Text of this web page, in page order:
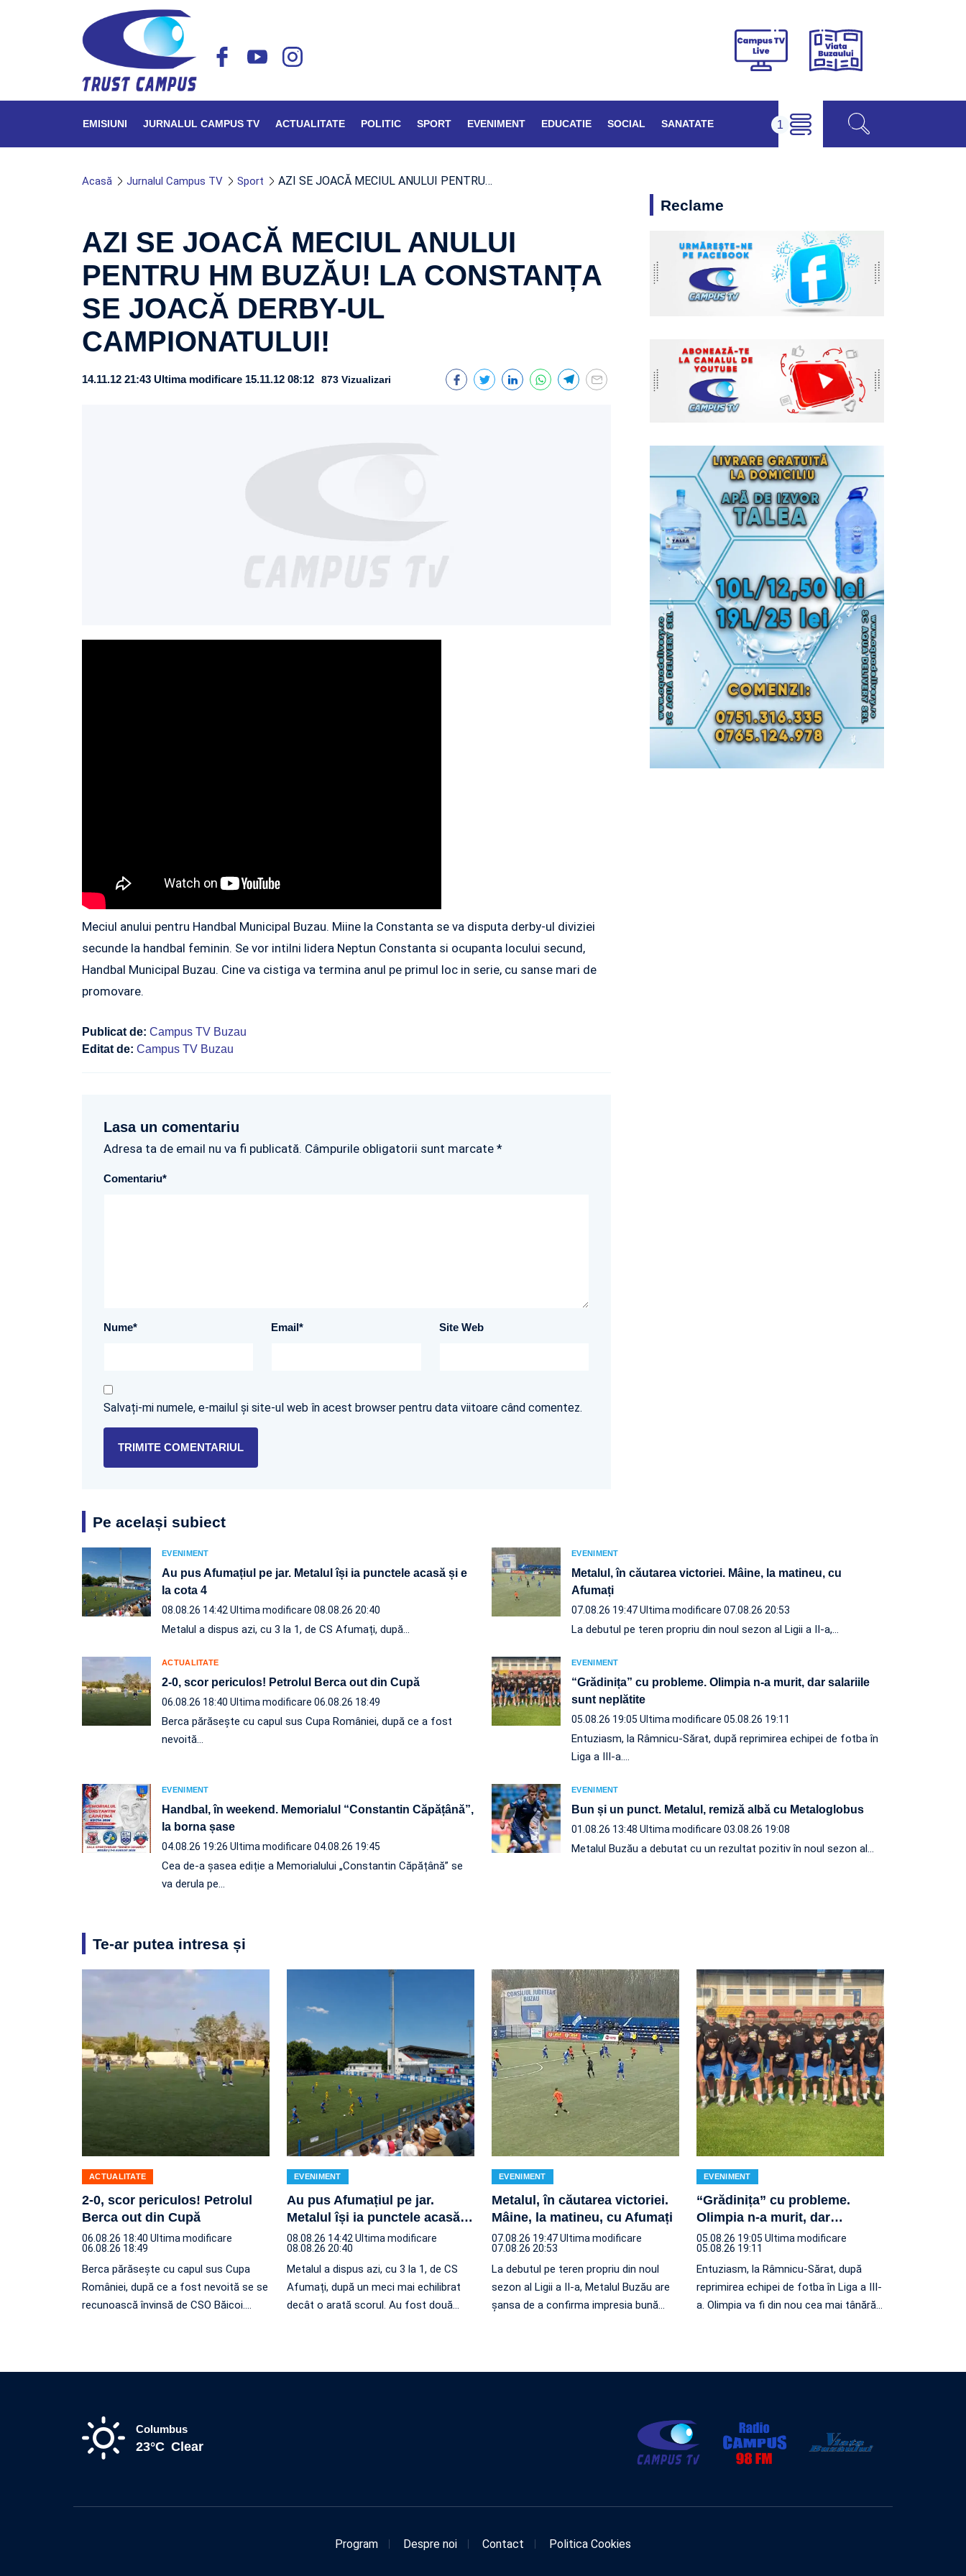
Campus
Viața
EMISIUNI JURNALUL CAMPUS TV ACTUALITATE POLITIC SPORT EVENIMENT EDUCATIE SOCIAL SANATATE
Acasă Jurnalul Campus TV Sport AZI SE JOACĂ MECIUL ANULUI PENTRU…
AZI SE JOACĂ MECIUL ANULUI
PENTRU HM BUZĂU! LA CONSTANȚA
SE JOACĂ DERBY-UL
CAMPIONATULUI!
14.11.12 21:43 Ultima modificare 15.11.12 08:12 873 Vizualizari
Meciul anului pentru Handbal Municipal Buzau. Miine la Constanta se va disputa derby-ul diviziei
secunde la handbal feminin. Se vor intilni lidera Neptun Constanta si ocupanta locului secund,
Handbal Municipal Buzau. Cine va cistiga va termina anul pe primul loc in serie, cu sanse mari de
promovare.
Publicat de: Campus TV Buzau
Editat de: Campus TV Buzau
Lasa un comentariu
Adresa ta de email nu va fi publicată. Câmpurile obligatorii sunt marcate *
Comentariu*
Nume* Email* Site Web
Salvați-mi numele, e-mailul și site-ul web în acest browser pentru data viitoare când comentez.
Reclame
Pe același subiect
EVENIMENT
Au pus Afumațiul pe jar. Metalul își ia punctele acasă și e
la cota 4
08.08.26 14:42 Ultima modificare 08.08.26 20:40
Metalul a dispus azi, cu 3 la 1, de CS Afumați, după…
EVENIMENT
Metalul, în căutarea victoriei. Mâine, la matineu, cu
Afumați
07.08.26 19:47Ultima modificare 07.08.26 20:53
La debutul pe teren propriu din noul sezon al Ligii a II-a,…
ACTUALITATE
2-0, scor periculos! Petrolul Berca out din Cupă
06.08.26 18:40 Ultima modificare 06.08.26 18:49
Berca părăsește cu capul sus Cupa României, după ce a fost
nevoită…
EVENIMENT
“Grădinița” cu probleme. Olimpia n-a murit, dar salariile
sunt neplătite
05.08.26 19:05 Ultima modificare 05.08.26 19:11
Entuziasm, la Râmnicu-Sărat, după reprimirea echipei de fotba în
Liga a III-a.…
EVENIMENT
Handbal, în weekend. Memorialul “Constantin Căpățână”,
la borna șase
04.08.26 19:26 Ultima modificare 04.08.26 19:45
Cea de-a șasea ediție a Memorialului „Constantin Căpățână” se
va derula pe…
EVENIMENT
Bun și un punct. Metalul, remiză albă cu Metaloglobus
01.08.26 13:48 Ultima modificare 03.08.26 19:08
Metalul Buzău a debutat cu un rezultat pozitiv în noul sezon al…
Te-ar putea intresa și
ACTUALITATE
2-0, scor periculos! Petrolul
Berca out din Cupă
06.08.26 18:40 Ultima modificare
06.08.26 18:49
Berca părăsește cu capul sus Cupa
României, după ce a fost nevoită se se
recunoască învinsă de CSO Băicoi.…
EVENIMENT
Au pus Afumațiul pe jar.
Metalul își ia punctele acasă…
08.08.26 14:42 Ultima modificare
08.08.26 20:40
Metalul a dispus azi, cu 3 la 1, de CS
Afumați, după un meci mai echilibrat
decât o arată scorul. Au fost două…
EVENIMENT
Metalul, în căutarea victoriei.
Mâine, la matineu, cu Afumați
07.08.26 19:47Ultima modificare
07.08.26 20:53
La debutul pe teren propriu din noul
sezon al Ligii a II-a, Metalul Buzău are
șansa de a confirma impresia bună…
EVENIMENT
“Grădinița” cu probleme.
Olimpia n-a murit, dar…
05.08.26 19:05 Ultima modificare
05.08.26 19:11
Entuziasm, la Râmnicu-Sărat, după
reprimirea echipei de fotba în Liga a III-
a. Olimpia va fi din nou cea mai tânără…
Columbus
23°C Clear
Program Despre noi Contact Politica Cookies